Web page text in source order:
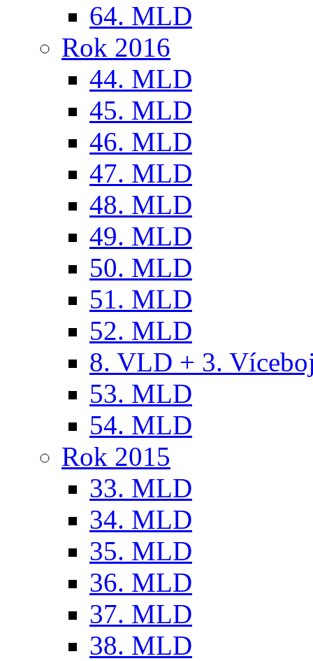
64. MLD
Rok 2016
44. MLD
45. MLD
46. MLD
47. MLD
48. MLD
49. MLD
50. MLD
51. MLD
52. MLD
8. VLD + 3.
53. MLD
54. MLD
Rok 2015
33. MLD
34. MLD
35. MLD
36. MLD
37. MLD
38. MLD